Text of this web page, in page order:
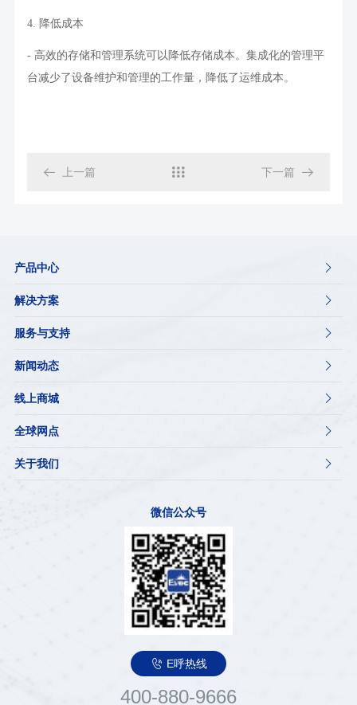
4. 降低成本
- 高效的存储和管理系统可以降低存储成本。集成化的管理平
台减少了设备维护和管理的工作量，降低了运维成本。
 上一篇  下一篇 
产品中心 
解决方案 
服务与支持 
新闻动态 
线上商城 
全球网点 
关于我们 
微信公众号
 E呼热线
400-880-9666